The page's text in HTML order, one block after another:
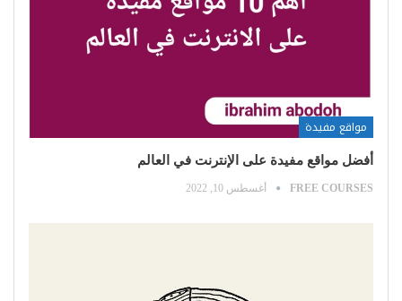
مواقع مفيدة
أفضل مواقع مفيدة على الإنترنت في العالم
FREE COURSES أغسطس 10, 2022